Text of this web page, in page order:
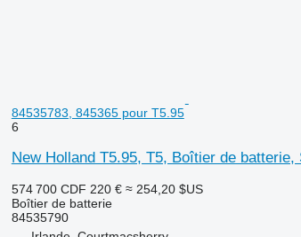
84535783, 845365 pour T5.95
6
New Holland T5.95, T5, Boîtier de
574 700 CDF 220 € ≈ 254,20 $US
Boîtier de batterie
84535790